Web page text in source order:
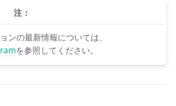
注：
ンの最新情報については、
を参照してください。